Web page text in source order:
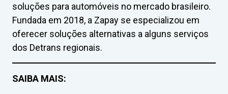
soluções para automóveis no mercado brasileiro.
Fundada em 2018, a Zapay se especializou em
oferecer soluções alternativas a alguns serviços
dos Detrans regionais.
SAIBA MAIS: